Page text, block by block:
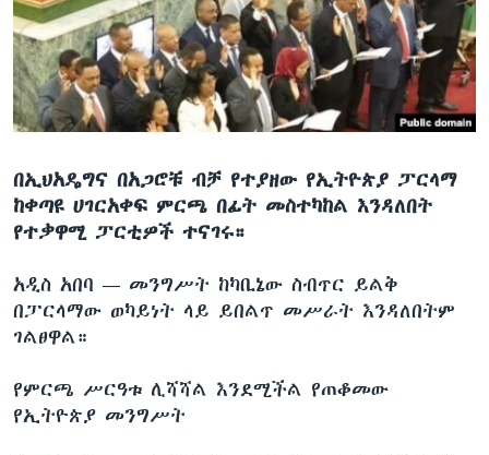
ቋንቋዎች
በኢህአዴግና በአጋሮቹ ብቻ የተያዘው የኢትዮጵያ ፓርላማ
ከቀጣዩ ሀገርአቀፍ ምርጫ በፊት መስተካከል እንዳለበት
የተቃዋሚ ፓርቲዎች ተናገሩ።
አዲስ አበባ — መንግሥት ከካቢኔው ስብጥር ይልቅ
በፓርላማው ወካይነት ላይ ይበልጥ መሥራት እንዳለበትም
ገልፀዋል።
የምርጫ ሥርዓቱ ሊሻሻል እንደሚችል የጠቆመው
የኢትዮጵያ መንግሥት